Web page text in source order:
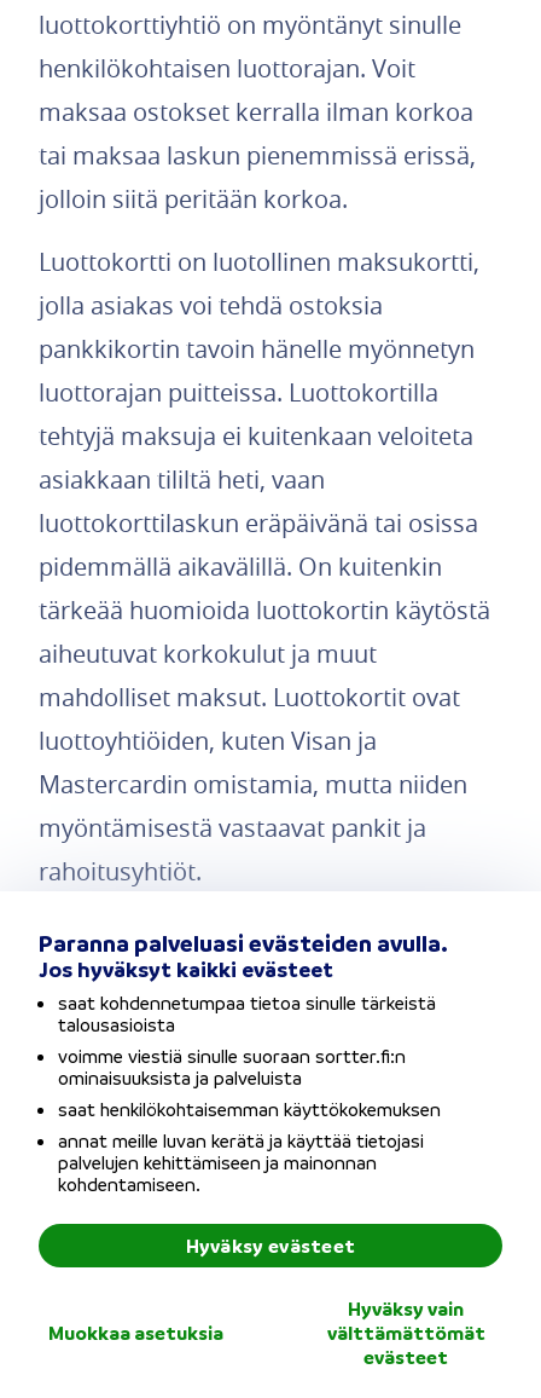
Paranna palveluasi evästeiden avulla.
Jos hyväksyt kaikki evästeet
saat kohdennetumpaa tietoa sinulle tärkeistä
talousasioista
voimme viestiä sinulle suoraan sortter.fi:n
ominaisuuksista ja palveluista
saat henkilökohtaisemman käyttökokemuksen
annat meille luvan kerätä ja käyttää tietojasi
palvelujen kehittämiseen ja mainonnan
kohdentamiseen.
Muokkaa asetuksia
Hyväksy vain
välttämättömät
evästeet
Hyväksy evästeet
luottokorttiyhtiö on myöntänyt sinulle
henkilökohtaisen luottorajan. Voit
maksaa ostokset kerralla ilman korkoa
tai maksaa laskun pienemmissä erissä,
jolloin siitä peritään korkoa.
Luottokortti on luotollinen maksukortti,
jolla asiakas voi tehdä ostoksia
pankkikortin tavoin hänelle myönnetyn
luottorajan puitteissa. Luottokortilla
tehtyjä maksuja ei kuitenkaan veloiteta
asiakkaan tililtä heti, vaan
luottokorttilaskun eräpäivänä tai osissa
pidemmällä aikavälillä. On kuitenkin
tärkeää huomioida luottokortin käytöstä
aiheutuvat korkokulut ja muut
mahdolliset maksut. Luottokortit ovat
luottoyhtiöiden, kuten Visan ja
Mastercardin omistamia, mutta niiden
myöntämisestä vastaavat pankit ja
rahoitusyhtiöt.
Luottokortteihin sisältyy usein lisäetuja,
kuten matkavakuutuksia, ostoturvaa tai
kanta-asiakaspisteitä.
Luottokortti sopii erinomaisesti
tilanteisiin, joissa tarvitset lisää
maksuaikaa tai haluat hyödyntää sen
Luottokortin edut
Oikein käytettynä luottokortti tarjoaa